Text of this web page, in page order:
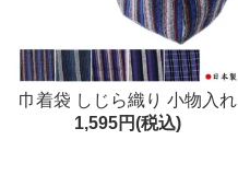
巾着袋 しじら織り 小物入れ
和調 日本製
1,595円(税込)